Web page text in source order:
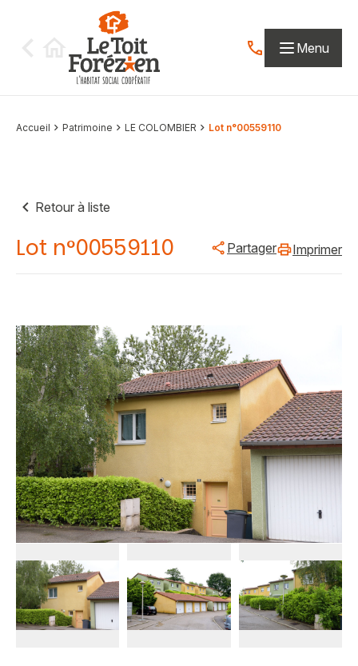
Contactez-nous
Menu
Accueil Patrimoine LE COLOMBIER Lot n°00559110
Retour à liste
Lot n°00559110 Partager Imprimer